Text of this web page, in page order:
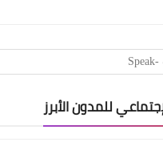
للمدون الأبرز